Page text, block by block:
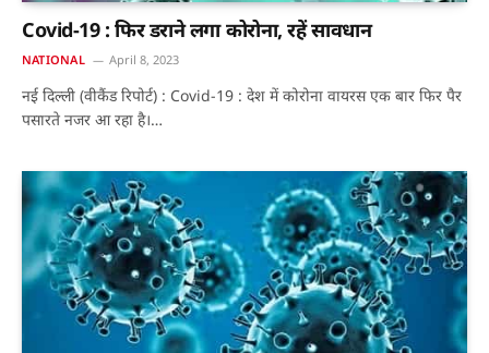
Covid-19 : फिर डराने लगा कोरोना, रहें सावधान
NATIONAL April 8, 2023
नई दिल्ली (वीकैंड रिपोर्ट) : Covid-19 : देश में कोरोना वायरस एक बार फिर पैर
पसारते नजर आ रहा है।…